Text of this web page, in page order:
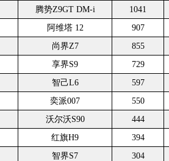
腾势Z9GT DM-i
1041
阿维塔 12
907
尚界Z7
855
享界S9
729
智己L6
597
奕派007
550
沃尔沃S90
444
红旗H9
394
智界S7
304